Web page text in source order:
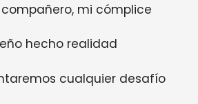
mi cómplice
hecho realidad
cualquier desafío